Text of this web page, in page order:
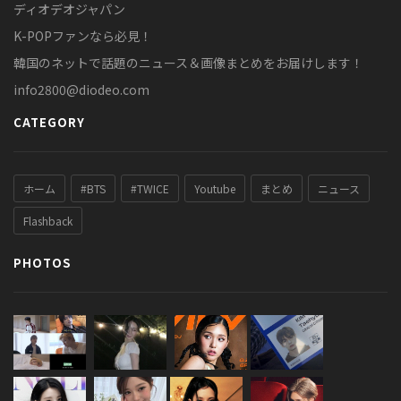
ディオデオジャパン
K-POPファンなら必見！
韓国のネットで話題のニュース＆画像まとめをお届けします！
info2800@diodeo.com
CATEGORY
ホーム #BTS #TWICE Youtube まとめ ニュース
Flashback
PHOTOS